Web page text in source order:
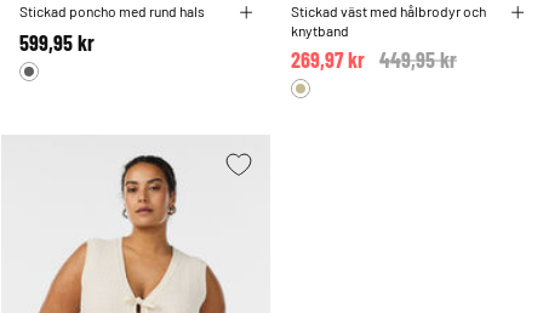
Stickad poncho med rund hals
599,95 kr
Stickad väst med hålbrodyr och
knytband
Price reduced from
449,95 kr
269,97 kr